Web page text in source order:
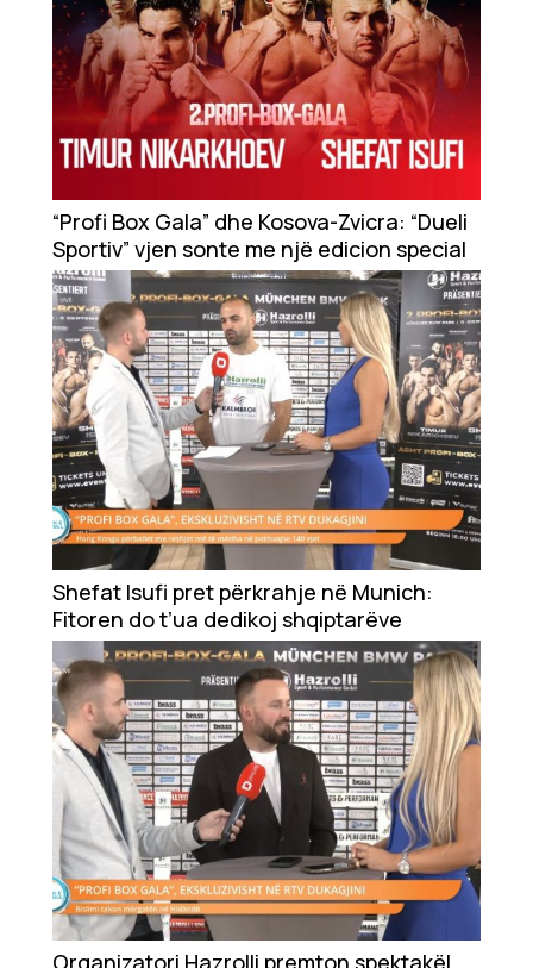
“Profi Box Gala” dhe Kosova-Zvicra: “Dueli
Sportiv” vjen sonte me një edicion special
Shefat Isufi pret përkrahje në Munich:
Fitoren do t’ua dedikoj shqiptarëve